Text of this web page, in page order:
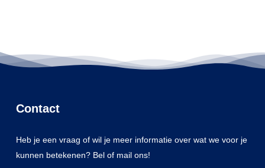
Contact
Heb je een vraag of wil je meer informatie over wat we voor je
kunnen betekenen? Bel of mail ons!